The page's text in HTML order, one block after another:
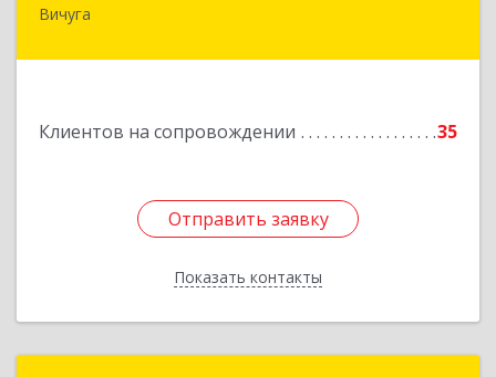
Вичуга
Клиентов на сопровождении 35
Отправить заявку
Показать контакты
155331, Ивановская обл, Вичугский р-н, Вичуга
Отправить заявку
Назад